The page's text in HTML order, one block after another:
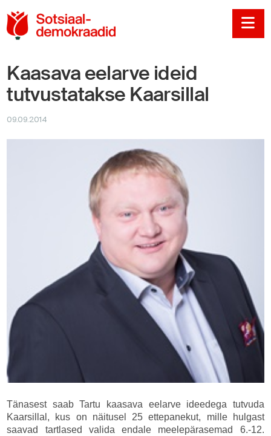
Kaasava eelarve ideid
tutvustatakse Kaarsillal
09.09.2014
Tänasest saab Tartu kaasava eelarve ideedega tutvuda
Kaarsillal, kus on näitusel 25 ettepanekut, mille hulgast
saavad tartlased valida endale meelepärasemad 6.-12.